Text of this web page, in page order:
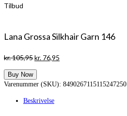
Tilbud
Lana Grossa Silkhair Garn 146
kr.105,95Den
pris
var:
kr. 76,95
er:
Buy Now
Varenummer (SKU): 8490267115115247250
Beskrivelse